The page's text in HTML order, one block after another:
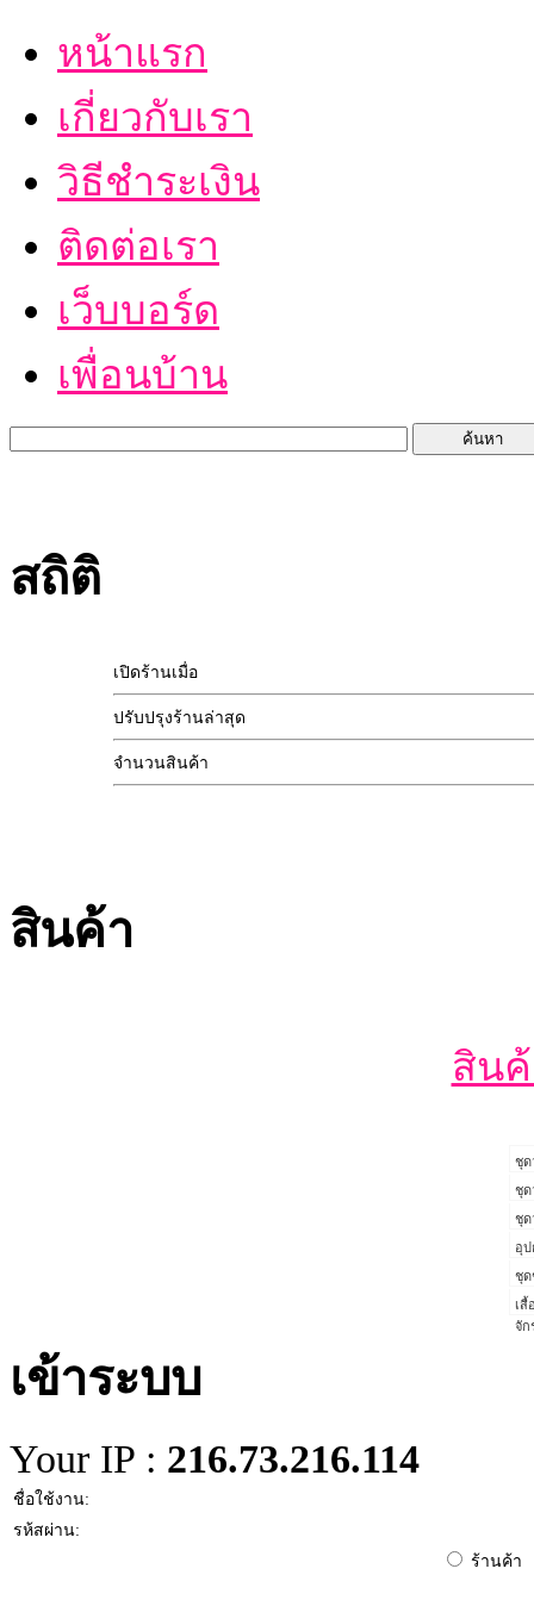
หน้าแรก
เกี่ยวกับเรา
วิธีชำระเงิน
ติดต่อเรา
เว็บบอร์ด
เพื่อนบ้าน
สถิติ
เปิดร้านเมื่อ
ปรับปรุงร้านล่าสุด
จำนวนสินค้า
สินค้า
สิน
ชุด
ชุด
ชุด
อุ
ชุด
เสื้
จัก
เข้าระบบ
Your IP : 216.73.216.114
ชื่อใช้งาน:
รห้สผ่าน:
ร้านค้